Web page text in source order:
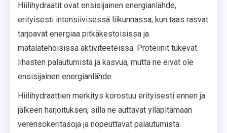
Hiilihydraatit ovat ensisijainen energianlähde,
erityisesti intensiivisessä liikunnassa, kun taas rasvat
tarjoavat energiaa pitkäkestoisissa ja
matalatehoisissa aktiviteeteissa. Proteiinit tukevat
lihasten palautumista ja kasvua, mutta ne eivät ole
ensisijainen energianlähde.
Hiilihydraattien merkitys korostuu erityisesti ennen ja
jälkeen harjoituksen, sillä ne auttavat ylläpitämään
verensokeritasoja ja nopeuttavat palautumista.